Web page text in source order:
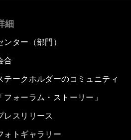
細
ンター（部門）
合
テークホルダーのコミュニティ
「フォーラム・ストーリー」
レスリリース
ォトギャラリー